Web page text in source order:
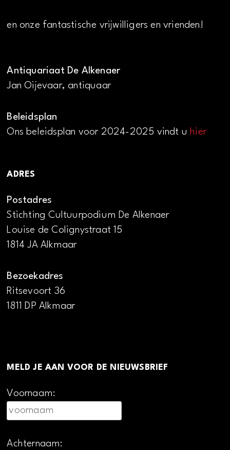
en onze fantastische vrijwilligers en vrienden!
Antiquariaat De Alkenaer
Jan Oijevaar, antiquaar
Beleidsplan
Ons beleidsplan voor 2024-2025 vindt u hier
ADRES
Postadres
Stichting Cultuurpodium De Alkenaer
Louise de Colignystraat 15
1814 JA Alkmaar
Bezoekadres
Ritsevoort 36
1811 DP Alkmaar
MELD JE AAN VOOR DE NIEUWSBRIEF
Voornaam:
Achternaam: